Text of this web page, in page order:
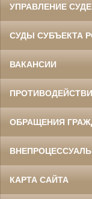
УПРАВЛЕНИЕ
СУДЫ СУБЪЕКТА
ВАКАНСИИ
ОБРАЩЕНИЯ
КАРТА САЙТА